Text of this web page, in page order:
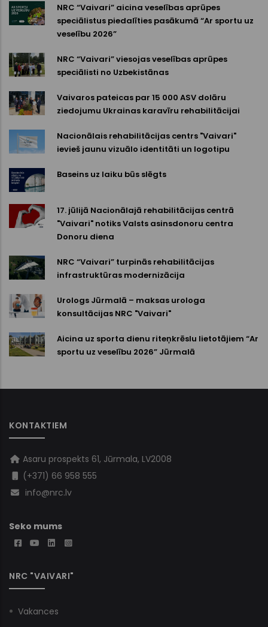
NRC “Vaivari” aicina veselības aprūpes
speciālistus piedalīties pasākumā “Ar sportu uz
veselību 2026”
NRC “Vaivari” viesojas veselības aprūpes
speciālisti no Uzbekistānas
Vaivaros pateicas par 15 000 ASV dolāru
ziedojumu Ukrainas karavīru rehabilitācijai
Nacionālais rehabilitācijas centrs "Vaivari"
ievieš jaunu vizuālo identitāti un logotipu
Baseins uz laiku būs slēgts
17. jūlijā Nacionālajā rehabilitācijas centrā
"Vaivari" notiks Valsts asinsdonoru centra
Donoru diena
NRC “Vaivari” turpinās rehabilitācijas
infrastruktūras modernizācija
Urologs Jūrmalā – maksas urologa
konsultācijas NRC "Vaivari"
Aicina uz sporta dienu riteņkrēslu lietotājiem “Ar
sportu uz veselību 2026” Jūrmalā
KONTAKTIEM
Asaru prospekts 61, Jūrmala, LV2008
(+371) 66 958 555
info@nrc.lv
Seko mums
NRC "VAIVARI"
Vakances